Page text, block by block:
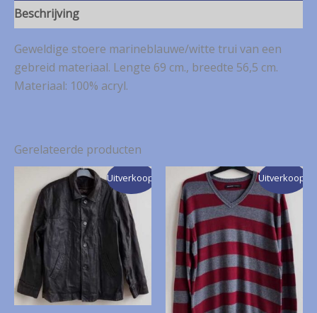
Beschrijving
Geweldige stoere marineblauwe/witte trui van een
gebreid materiaal. Lengte 69 cm., breedte 56,5 cm.
Materiaal: 100% acryl.
Gerelateerde producten
Uitverkoop! Uitverkoop!